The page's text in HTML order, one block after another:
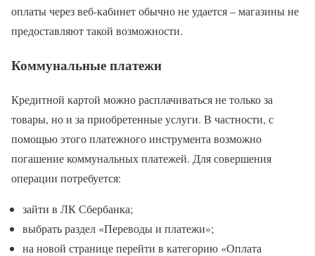
оплаты через веб-кабинет обычно не удается – магазины не
предоставляют такой возможности.
Коммунальные платежи
Кредитной картой можно расплачиваться не только за
товары, но и за приобретенные услуги. В частности, с
помощью этого платежного инструмента возможно
погашение коммунальных платежей. Для совершения
операции потребуется:
зайти в ЛК Сбербанка;
выбрать раздел «Переводы и платежи»;
на новой странице перейти в категорию «Оплата